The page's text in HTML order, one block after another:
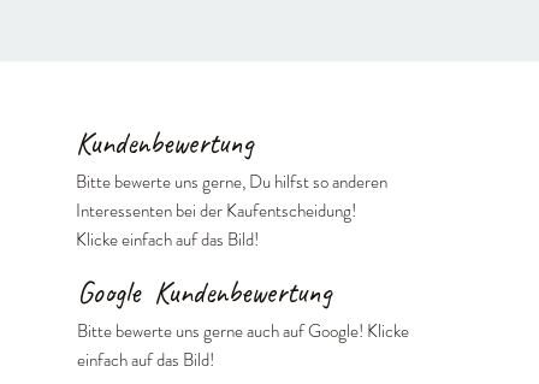
Kundenbewertung
Bitte bewerte uns gerne, Du hilfst so anderen
Interessenten bei der Kaufentscheidung!
Klicke einfach auf das Bild!
Google Kundenbewertung
Bitte bewerte uns gerne auch auf Google! Klicke
einfach auf das Bild!